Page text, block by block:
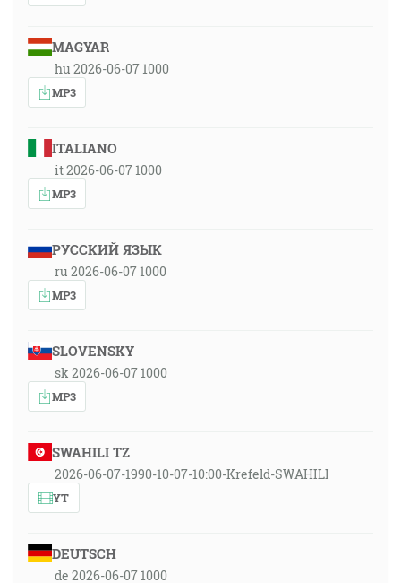
MAGYAR
hu 2026-06-07 1000
MP3
ITALIANO
it 2026-06-07 1000
MP3
РУССКИЙ ЯЗЫК
ru 2026-06-07 1000
MP3
SLOVENSKY
sk 2026-06-07 1000
MP3
SWAHILI TZ
2026-06-07-1990-10-07-10:00-Krefeld-SWAHILI
YT
DEUTSCH
de 2026-06-07 1000